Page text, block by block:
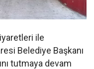
ile
Belediye Başkanı
tutmaya devam